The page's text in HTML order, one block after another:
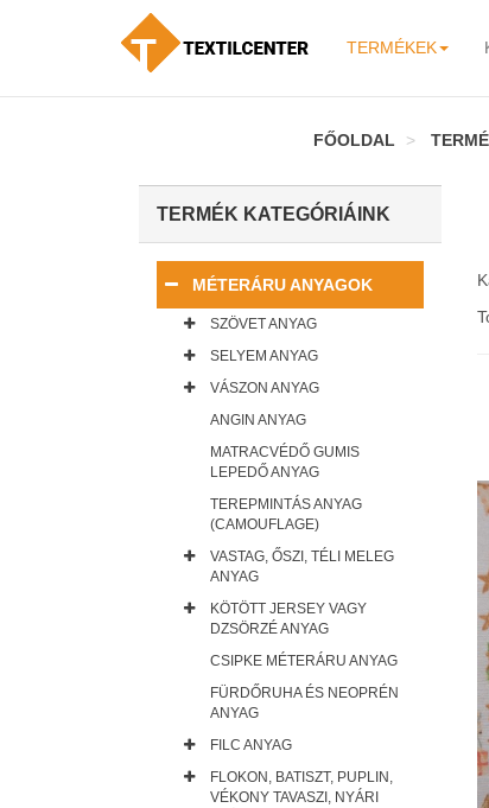
TERMÉKEK
FŐOLDAL
TERMÉK KATEGÓRIÁINK
MÉTERÁRU ANYAGOK
SZÖVET ANYAG
SELYEM ANYAG
VÁSZON ANYAG
ANGIN ANYAG
MATRACVÉDŐ GUMIS
LEPEDŐ ANYAG
TEREPMINTÁS ANYAG
(CAMOUFLAGE)
VASTAG, ŐSZI, TÉLI MELEG
ANYAG
KÖTÖTT JERSEY VAGY
DZSÖRZÉ ANYAG
CSIPKE MÉTERÁRU ANYAG
FÜRDŐRUHA ÉS NEOPRÉN
ANYAG
FILC ANYAG
FLOKON, BATISZT, PUPLIN,
VÉKONY TAVASZI, NYÁRI